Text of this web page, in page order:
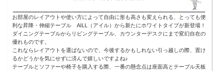
お部屋のレイアウトや使い方によって自由に形も高さも変えられる、とっても便
利な昇降・伸縮テーブル AILL（アイル）から新たにホワイトタイプが新登場！
ダイニングテーブルからリビングテーブル、カウンターデスクにまで変幻自在の
優れものです。
これならレイアウトを選ばないので、今後するかもしれない引っ越しの際、置け
るかどうかを気にせずに済んで嬉しいですよね♪
テーブルとソファーや椅子を購入する際、一番の懸念点は座面高とテーブル天板